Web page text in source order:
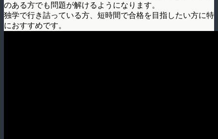
のある方でも問題が解けるようになります。
独学で行き詰っている方、短時間で合格を目指したい方に特
におすすめです。